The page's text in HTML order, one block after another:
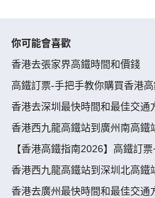
你可能會喜歡
香港去張家界高鐵時間和價錢
高鐵訂票-手把手教你購買香港
香港去深圳最快時間和最佳交通
香港西九龍高鐵站到廣州南高鐵
【香港高鐵指南2026】高鐵訂
香港西九龍高鐵站到深圳北高鐵
香港去廣州最快時間和最佳交通